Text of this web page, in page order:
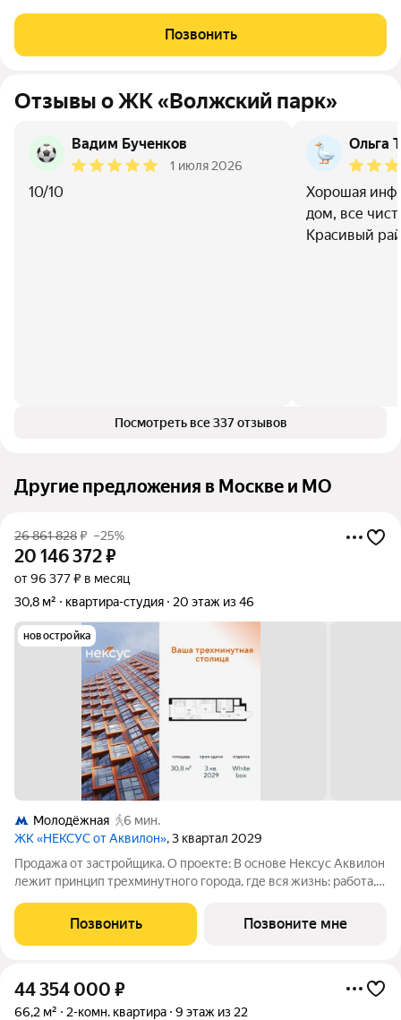
дня наслаждаетесь жизнью в новом доме. Здесь уже всё
готово - современный ремонт,
Позвонить
Отзывы о ЖК «Волжский парк»
Вадим Бученков
1 июля 2026
10/10
Ольга
Хорошая
дом, все
Красивый
Посмотреть все 337 отзывов
Другие предложения в Москве и МО
26 861 828₽ –25%
20 146 372₽
от 96 377 ₽ в месяц
30,8 м²
квартира-студия 20 этаж из 46
новостройка
Молодёжная
6 мин.
ЖК «НЕКСУС от Аквилон», 3 квартал 2029
Продажа от застройщика. О проекте: В основе Нексус Аквилон
лежит принцип трехминутного города, где вся жизнь: работа,
шаговой доступности. Он не просто экономит время, а
кардинально
Позвонить Позвоните мне
44 354 000 ₽
66,2 м² 2-комн. квартира 9 этаж из 22